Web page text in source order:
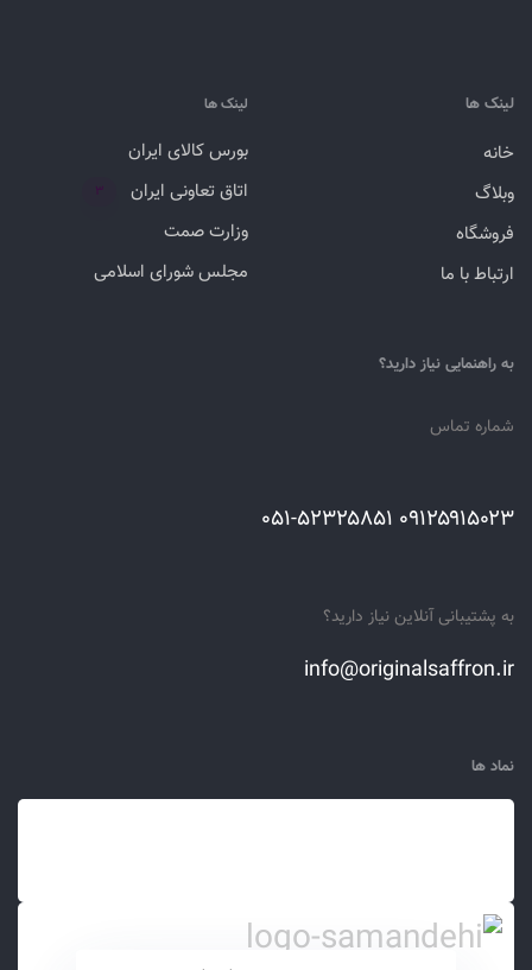
لینک ها
خانه
وبلاگ
فروشگاه
ارتباط با ما
لینک ها
بورس کالای ایران
اتاق تعاونی ایران
۳
وزارت صمت
مجلس شورای اسلامی
به راهنمایی نیاز دارید؟
شماره تماس
۰۹۱۲۵۹۱۵۰۲۳ ۰۵۱-۵۲۳۲۵۸۵۱
به پشتیبانی آنلاین نیاز دارید؟
info@originalsaffron.ir
نماد ها